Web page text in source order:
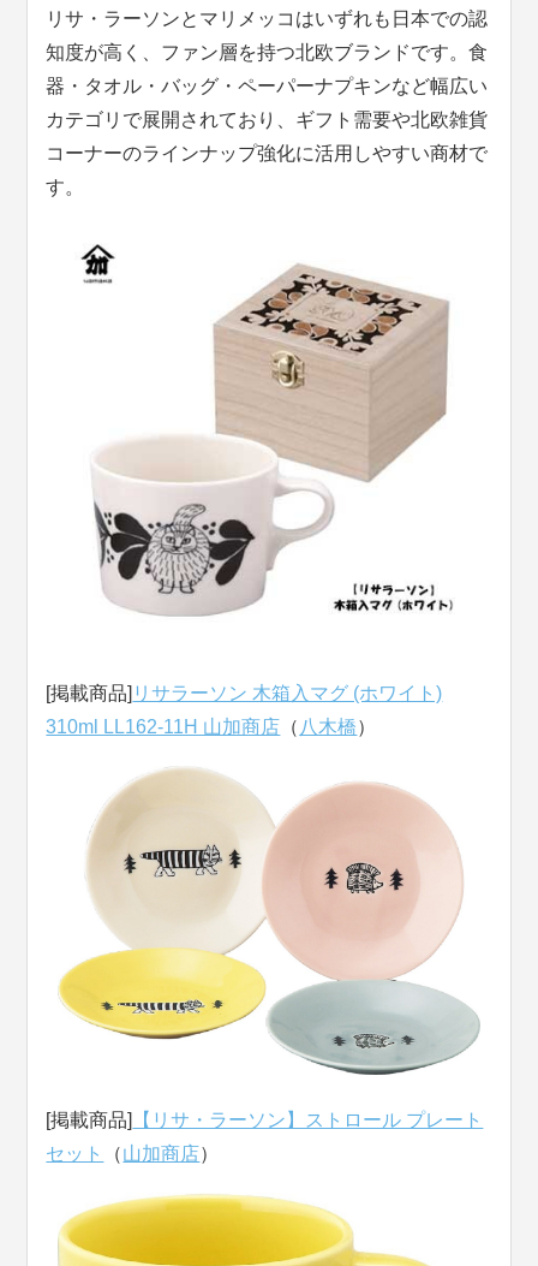
リサ・ラーソンとマリメッコはいずれも日本での認
知度が高く、ファン層を持つ北欧ブランドです。食
器・タオル・バッグ・ペーパーナプキンなど幅広い
カテゴリで展開されており、ギフト需要や北欧雑貨
コーナーのラインナップ強化に活用しやすい商材で
す。
[掲載商品] リサラーソン 木箱入マグ (ホワイト)
310ml LL162-11H 山加商店 （ 八木橋）
[掲載商品]
【リサ・ラーソン】ストロール プレート
セット
（山加商店）